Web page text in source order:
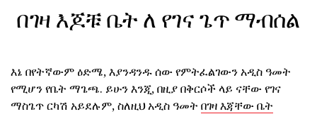
በገዛ እጆቹ ቤት ለ የገና ጌጥ ማብሰል
እኔ በየትኛውም ዕድሜ, እያንዳንዱ ሰው የምትፈልገውን አዲስ ዓመት
የሚሆን የቤት ማጌጫ. ይሁን እንጂ, በዚያ በቅርሶች ላይ ናቸው የገና
ማስጌጥ ርካሽ አይደሉም, ስለዚህ አዲስ ዓመት በገዛ እጃቸው ቤት